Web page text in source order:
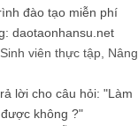
đào tạo miễn phí
daotaonhansu.net
viên thực tập, Nâng
lời cho câu hỏi: "Làm
không ?"